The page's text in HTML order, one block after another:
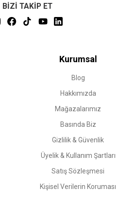
BİZİ TAKİP ET
Kurumsal
Blog
Hakkımızda
Mağazalarımız
Basında Biz
Gizlilik & Güvenlik
Üyelik & Kullanım Şartları
Satış Sözleşmesi
Kişisel Verilerin Koruması